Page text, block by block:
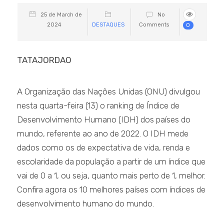
25 de March de
2024
DESTAQUES
No
Comments
0
TATAJORDAO
A Organização das Nações Unidas (ONU) divulgou
nesta quarta-feira (13) o ranking de Índice de
Desenvolvimento Humano (IDH) dos países do
mundo, referente ao ano de 2022. O IDH mede
dados como os de expectativa de vida, renda e
escolaridade da população a partir de um índice que
vai de 0 a 1, ou seja, quanto mais perto de 1, melhor.
Confira agora os 10 melhores países com índices de
desenvolvimento humano do mundo.